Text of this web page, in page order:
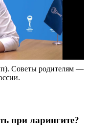
Советы родителям —
при ларингите?